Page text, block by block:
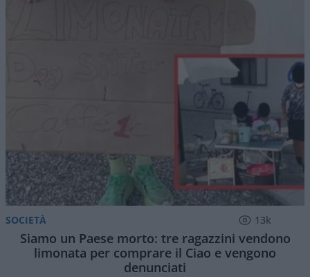
SOCIETÀ 13k
Siamo un Paese morto: tre ragazzini vendono
limonata per comprare il Ciao e vengono
denunciati